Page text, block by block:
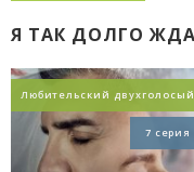
Я ТАК ДОЛГО
Любительский двухголосый
7 серия